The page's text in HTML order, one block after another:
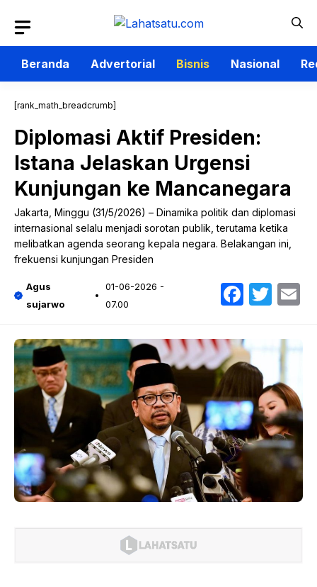
isi
Beranda
Advertorial Bisnis Nasional
[rank_math_breadcrumb]
Diplomasi Aktif Presiden:
Istana Jelaskan Urgensi
Kunjungan ke Mancanegara
Jakarta, Minggu (31/5/2026) – Dinamika politik dan diplomasi
internasional selalu menjadi sorotan publik, terutama ketika
melibatkan agenda seorang kepala negara. Belakangan ini,
frekuensi kunjungan Presiden
Agus
sujarwo
01-06-2026 -
07.00